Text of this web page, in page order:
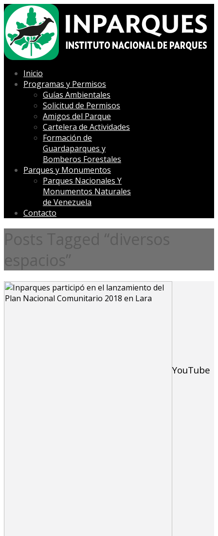
Inicio
Programas y Permisos
Guías Ambientales
Solicitud de Permisos
Amigos del Parque
Cartelera de Actividades
Formación de
Guardaparques y
Bomberos Forestales
Parques y Monumentos
Parques Nacionales Y
Monumentos Naturales
de Venezuela
Contacto
Posts Tagged “diversos
espacios”
YouTube